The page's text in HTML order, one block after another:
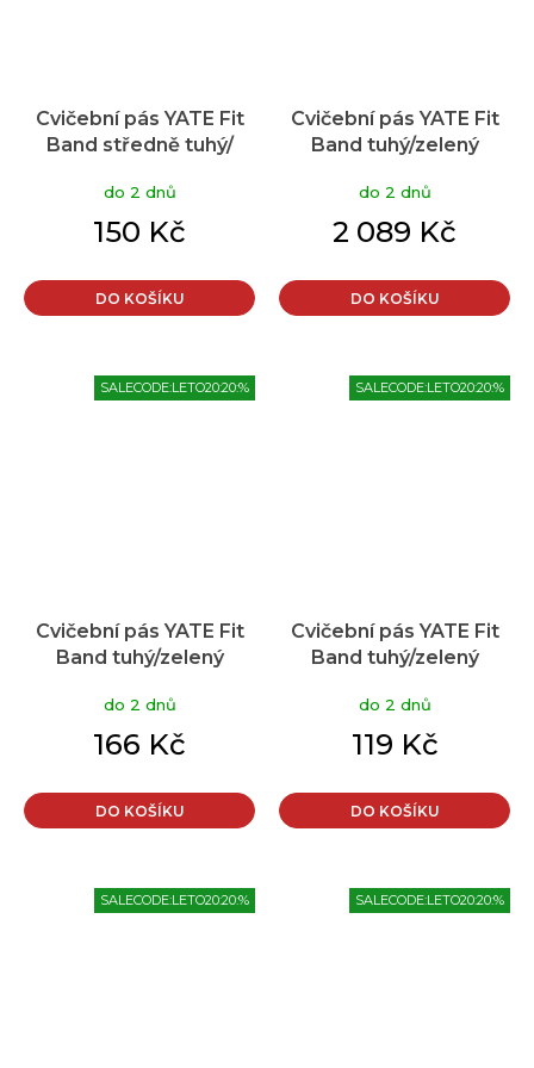
Cvičební pás YATE Fit
Band středně tuhý/
do 2 dnů
150 Kč
DO KOŠÍKU
Cvičební pás YATE Fit
Band tuhý/zelený
do 2 dnů
2 089 Kč
DO KOŠÍKU
SALECODE:LETO20:20:%
Cvičební pás YATE Fit
Band tuhý/zelený
do 2 dnů
166 Kč
DO KOŠÍKU
SALECODE:LETO20:20:%
Cvičební pás YATE Fit
Band tuhý/zelený
do 2 dnů
119 Kč
DO KOŠÍKU
SALECODE:LETO20:20:% SALECODE:LETO20:20:%